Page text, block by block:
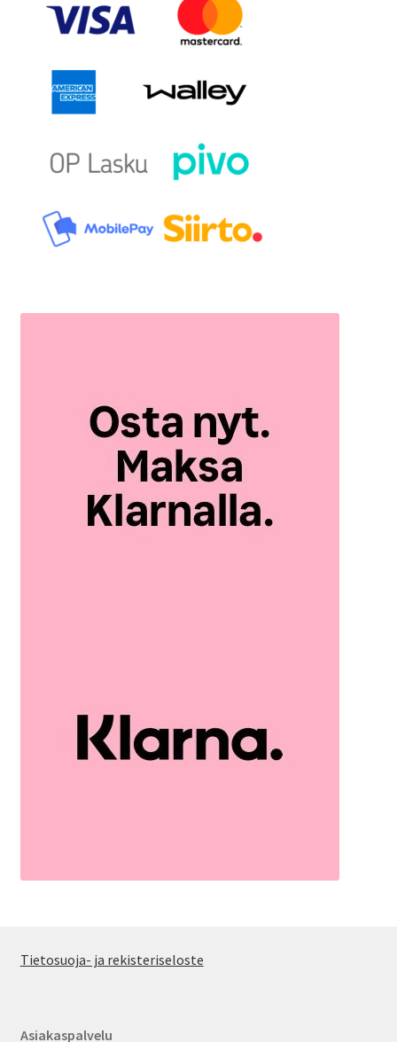
Tietosuoja- ja rekisteriseloste
Asiakaspalvelu